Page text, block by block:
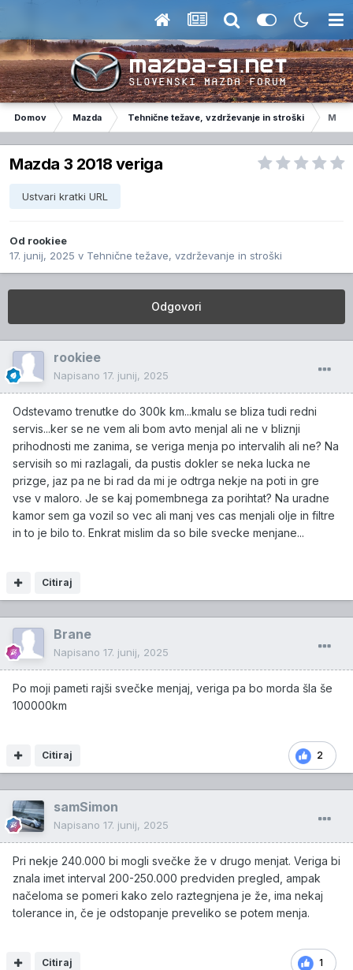
Domov Mazda Tehnične težave, vzdrževanje in stroški
Mazda 3 2018 veriga
Ustvari kratki URL
Od rookiee
17. junij, 2025 v Tehnične težave, vzdrževanje in stroški
Odgovori
rookiee
Napisano 17. junij, 2025
Odstevamo trenutke do 300k km...kmalu se bliza tudi redni
servis...ker se ne vem ali bom avto menjal ali ne v bliznji
prihodnosti me zanima, se veriga menja po intervalih ali ne? Na
servisih so mi razlagali, da pustis dokler se neka lucka ne
prizge, jaz pa ne bi rad da mi je odtrga nekje na poti in gre
vse v maloro. Je se kaj pomembnega za porihtat? Na uradne
kamor sem ga vozil so vec ali manj ves cas menjali olje in filtre
in to je bilo to. Enkrat mislim da so bile svecke menjane...
Citiraj
Brane
Napisano 17. junij, 2025
Po moji pameti rajši svečke menjaj, veriga pa bo morda šla še
100000km
2
Citiraj
samSimon
Napisano 17. junij, 2025
Pri nekje 240.000 bi mogli svečke že v drugo menjat. Veriga bi
znala imet interval 200-250.000 predviden pregled, ampak
načeloma se pomeri kako zelo raztegnjena je že, ima nekaj
tolerance in, če je odstopanje preveliko se potem menja.
1
Citiraj